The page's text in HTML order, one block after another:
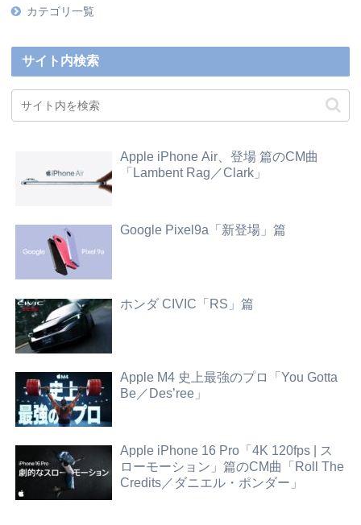
カテゴリ一覧
サイト内検索
Apple iPhone Air、登場 篇のCM曲
「Lambent Rag／Clark」
Google Pixel9a「新登場」篇
ホンダ CIVIC「RS」篇
Apple M4 史上最強のプロ「You Gotta
Be／Des’ree」
Apple iPhone 16 Pro「4K 120fps | ス
ローモーション」篇のCM曲「Roll The
Credits／ダニエル・ポンダー」